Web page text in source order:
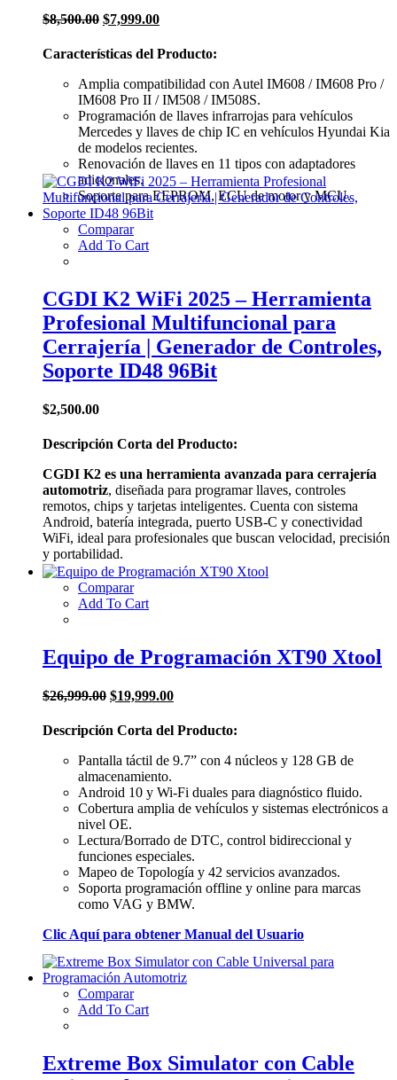
$8,500.00 El
original
$8,500.00.
$7,999.00El
actual
$7,999.00.
Características del Producto:
Amplia compatibilidad con Autel IM608 / IM608 Pro /
IM608 Pro II / IM508 / IM508S.
Programación de llaves infrarrojas para vehículos
Mercedes y llaves de chip IC en vehículos Hyundai Kia
de modelos recientes.
Renovación de llaves en 11 tipos con adaptadores
adicionales.
Soporte para EEPROM, ECU de motor y MCU.
Comparar
Add To Cart
CGDI K2 WiFi 2025 – Herramienta
Profesional Multifuncional para
Cerrajería | Generador de Controles,
Soporte ID48 96Bit
$2,500.00
Descripción Corta del Producto:
CGDI K2 es una herramienta avanzada para cerrajería
automotriz, diseñada para programar llaves, controles
remotos, chips y tarjetas inteligentes. Cuenta con sistema
Android, batería integrada, puerto USB-C y conectividad
WiFi, ideal para profesionales que buscan velocidad, precisión
y portabilidad.
Comparar
Add To Cart
Equipo de Programación XT90 Xtool
$26,999.00 El
original
$26,999.00.
$19,999.00El
actual
$19,999.00.
Descripción Corta del Producto:
Pantalla táctil de 9.7” con 4 núcleos y 128 GB de
almacenamiento.
Android 10 y Wi-Fi duales para diagnóstico fluido.
Cobertura amplia de vehículos y sistemas electrónicos a
nivel OE.
Lectura/Borrado de DTC, control bidireccional y
funciones especiales.
Mapeo de Topología y 42 servicios avanzados.
Soporta programación offline y online para marcas
como VAG y BMW.
Clic Aquí para obtener Manual del Usuario
Comparar
Add To Cart
Extreme Box Simulator con Cable